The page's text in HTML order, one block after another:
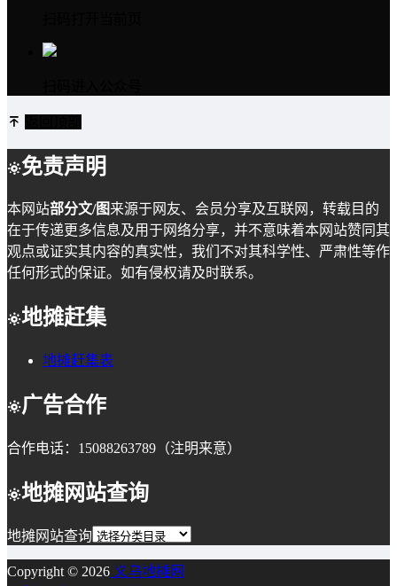
免责声明
本网站部分文/图来源于网友、会员分享及互联网，转载目的
在于传递更多信息及用于网络分享，并不意味着本网站赞同其
观点或证实其内容的真实性，我们不对其科学性、严肃性等作
任何形式的保证。如有侵权请及时联系。
地摊赶集
地摊赶集表
广告合作
合作电话：15088263789（注明来意）
地摊网站查询
地摊网站查询
Copyright © 2026 义乌地摊网